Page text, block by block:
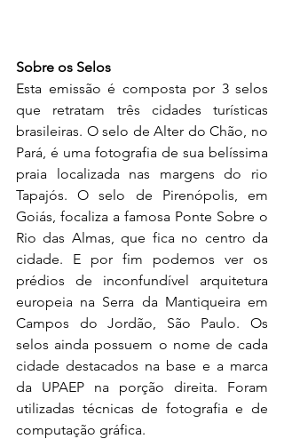
Sobre os Selos
Esta emissão é composta por 3 selos
que retratam três cidades turísticas
brasileiras. O selo de Alter do Chão, no
Pará, é uma fotografia de sua belíssima
praia localizada nas margens do rio
Tapajós. O selo de Pirenópolis, em
Goiás, focaliza a famosa Ponte Sobre o
Rio das Almas, que fica no centro da
cidade. E por fim podemos ver os
prédios de inconfundível arquitetura
europeia na Serra da Mantiqueira em
Campos do Jordão, São Paulo. Os
selos ainda possuem o nome de cada
cidade destacados na base e a marca
da UPAEP na porção direita. Foram
utilizadas técnicas de fotografia e de
computação gráfica.